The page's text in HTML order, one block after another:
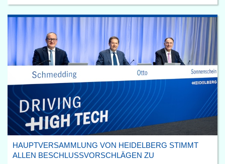
HAUPTVERSAMMLUNG VON HEIDELBERG STIMMT
ALLEN BESCHLUSSVORSCHLÄGEN ZU